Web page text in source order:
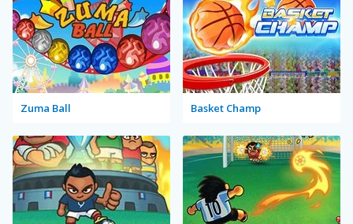
Zuma Ball Basket Champ